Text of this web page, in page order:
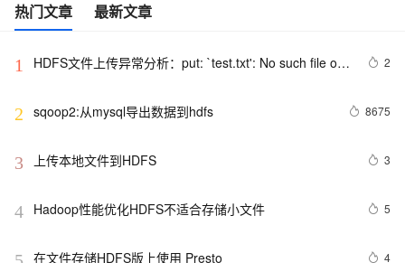
热门文章 最新文章
1
HDFS文件上传异常分析：put: `test.txt': No such file or
2
2 sqoop2:从mysql导出数据到hdfs 8675
3 上传本地文件到HDFS 3
4 Hadoop性能优化HDFS不适合存储小文件 5
5 在文件存储HDFS版上使用 Presto 4